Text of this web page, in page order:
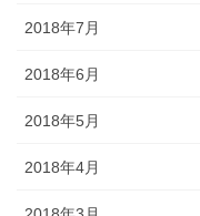
2018年7月
2018年6月
2018年5月
2018年4月